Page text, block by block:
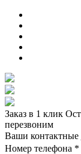
Заказ в 1 клик
перезвоним
Ваши контактные
Номер телефона *